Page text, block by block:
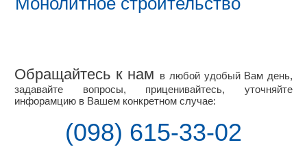
Обращайтесь к нам в любой удобый Вам день,
задавайте вопросы, приценивайтесь, уточняйте
инфорамцию в Вашем конкретном случае:
(098) 615-33-02